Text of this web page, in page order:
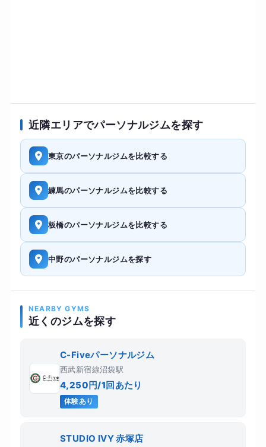
近隣エリアでパーソナルジムを探す
東京のパーソナルジムを比較する
練馬のパーソナルジムを比較する
板橋のパーソナルジムを比較する
中野のパーソナルジムを探す
NEARBY GYMS
近くのジムを探す
C-Fiveパーソナルジム
西武新宿線沼袋駅
4,250円/1回あたり
体験あり
STUDIO IVY 赤塚店